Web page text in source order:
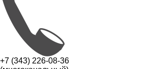
+7 (343) 226-08-36